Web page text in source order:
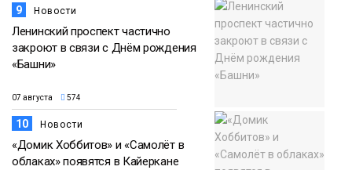
9 Новости
Ленинский проспект частично
закроют в связи с Днём рождения
«Башни»
07 августа 574
10 Новости
«Домик Хоббитов» и «Самолёт в
облаках» появятся в Кайеркане